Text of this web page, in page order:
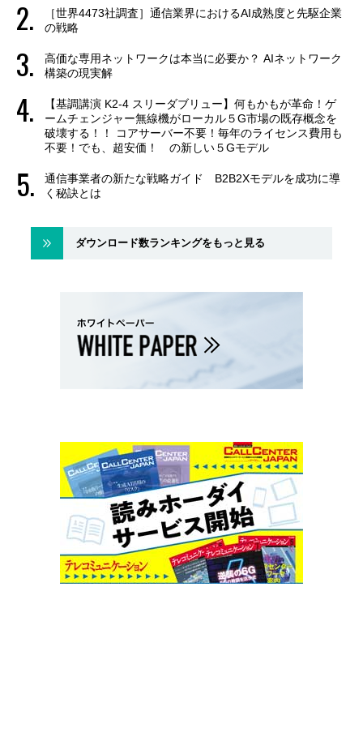
［世界4473社調査］通信業界におけるAI成熟度と先駆企業
の戦略
高価な専用ネットワークは本当に必要か？ AIネットワーク
構築の現実解
【基調講演 K2-4 スリーダブリュー】何もかもが革命！ゲ
ームチェンジャー無線機がローカル５G市場の既存概念を
破壊する！！ コアサーバー不要！毎年のライセンス費用も
不要！でも、超安価！ の新しい５Gモデル
通信事業者の新たな戦略ガイド B2B2Xモデルを成功に導
く秘訣とは
ダウンロード数ランキングをもっと見る